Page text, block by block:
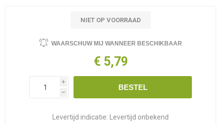
NIET OP VOORRAAD
WAARSCHUW MIJ WANNEER BESCHIKBAAR
€ 5,79
i
h
BESTEL
Levertijd indicatie: Levertijd onbekend